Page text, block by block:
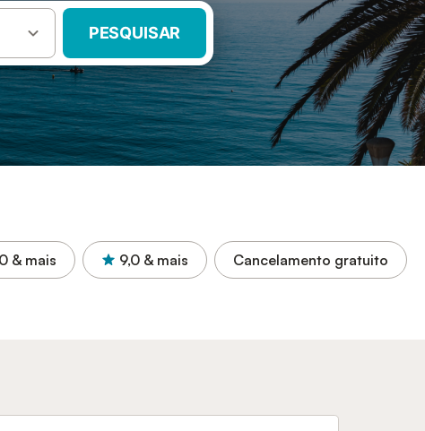
PESQUISAR
& mais 9,0 & mais Cancelamento gratuito